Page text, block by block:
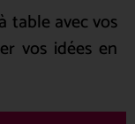
table avec vos
vos idées en